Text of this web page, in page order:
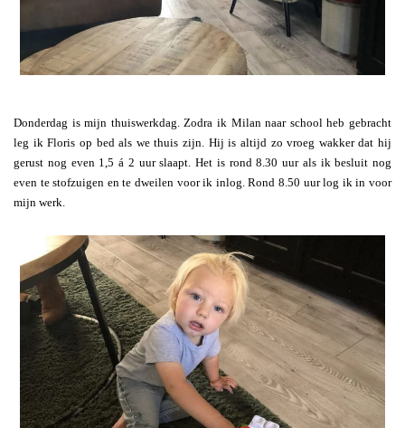
Donderdag is mijn thuiswerkdag. Zodra ik Milan naar school heb gebracht
leg ik Floris op bed als we thuis zijn. Hij is altijd zo vroeg wakker dat hij
gerust nog even 1,5 á 2 uur slaapt. Het is rond 8.30 uur als ik besluit nog
even te stofzuigen en te dweilen voor ik inlog. Rond 8.50 uur log ik in voor
mijn werk.